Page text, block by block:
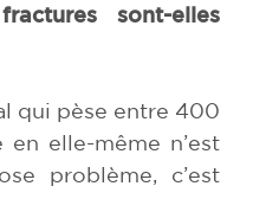
sont-elles
qui pèse entre 400
elle-même n’est
problème, c’est